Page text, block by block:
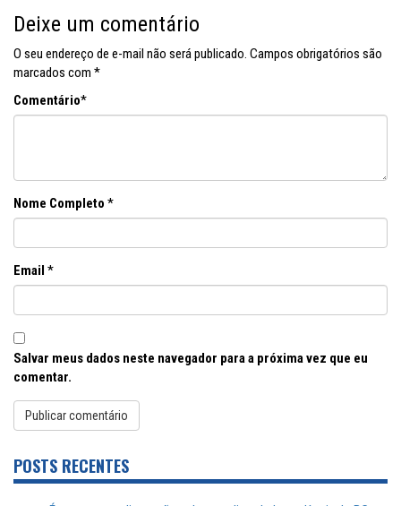
Deixe um comentário
O seu endereço de e-mail não será publicado. Campos obrigatórios são
marcados com *
Comentário*
Nome Completo *
Email *
Salvar meus dados neste navegador para a próxima vez que eu
comentar.
POSTS RECENTES